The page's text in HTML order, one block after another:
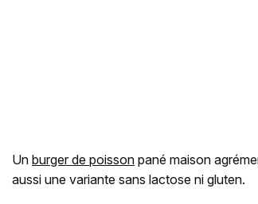
Un burger de poisson pané maison
aussi une variante sans lactose ni gluten.